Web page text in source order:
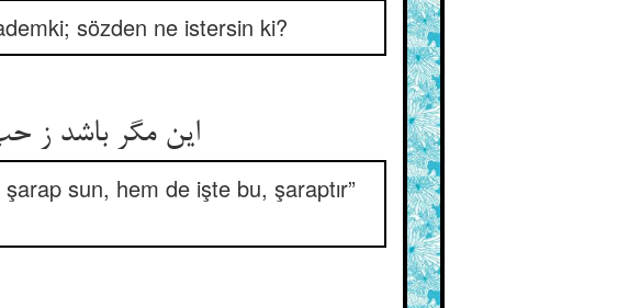
sözden ne istersin ki?
این مگر باشد ز
sun, hem de işte bu, şaraptır”